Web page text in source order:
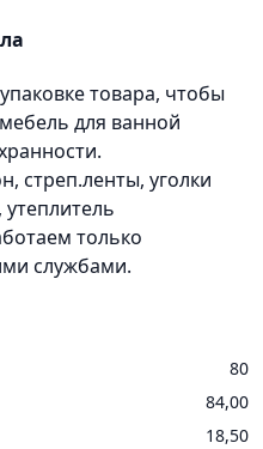
товара, чтобы
для ванной
стреп.ленты, уголки
только
службами.
80
84,00
18,50